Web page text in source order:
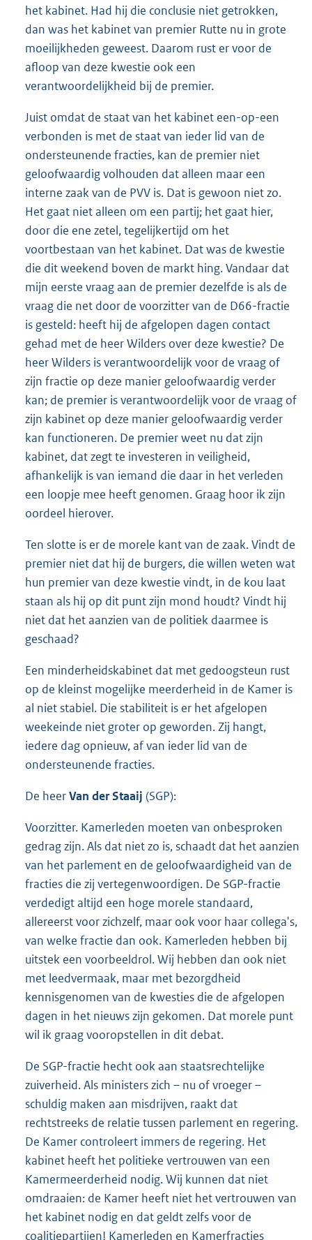
het kabinet. Had hij die conclusie niet getrokken,
dan was het kabinet van premier Rutte nu in grote
moeilijkheden geweest. Daarom rust er voor de
afloop van deze kwestie ook een
verantwoordelijkheid bij de premier.
Juist omdat de staat van het kabinet een-op-een
verbonden is met de staat van ieder lid van de
ondersteunende fracties, kan de premier niet
geloofwaardig volhouden dat alleen maar een
interne zaak van de PVV is. Dat is gewoon niet zo.
Het gaat niet alleen om een partij; het gaat hier,
door die ene zetel, tegelijkertijd om het
voortbestaan van het kabinet. Dat was de kwestie
die dit weekend boven de markt hing. Vandaar dat
mijn eerste vraag aan de premier dezelfde is als de
vraag die net door de voorzitter van de D66-fractie
is gesteld: heeft hij de afgelopen dagen contact
gehad met de heer Wilders over deze kwestie? De
heer Wilders is verantwoordelijk voor de vraag of
zijn fractie op deze manier geloofwaardig verder
kan; de premier is verantwoordelijk voor de vraag of
zijn kabinet op deze manier geloofwaardig verder
kan functioneren. De premier weet nu dat zijn
kabinet, dat zegt te investeren in veiligheid,
afhankelijk is van iemand die daar in het verleden
een loopje mee heeft genomen. Graag hoor ik zijn
oordeel hierover.
Ten slotte is er de morele kant van de zaak. Vindt de
premier niet dat hij de burgers, die willen weten wat
hun premier van deze kwestie vindt, in de kou laat
staan als hij op dit punt zijn mond houdt? Vindt hij
niet dat het aanzien van de politiek daarmee is
geschaad?
Een minderheidskabinet dat met gedoogsteun rust
op de kleinst mogelijke meerderheid in de Kamer is
al niet stabiel. Die stabiliteit is er het afgelopen
weekeinde niet groter op geworden. Zij hangt,
iedere dag opnieuw, af van ieder lid van de
ondersteunende fracties.
De heerVan der Staaij (SGP):
Voorzitter. Kamerleden moeten van onbesproken
gedrag zijn. Als dat niet zo is, schaadt dat het aanzien
van het parlement en de geloofwaardigheid van de
fracties die zij vertegenwoordigen. De SGP-fractie
verdedigt altijd een hoge morele standaard,
allereerst voor zichzelf, maar ook voor haar collega's,
van welke fractie dan ook. Kamerleden hebben bij
uitstek een voorbeeldrol. Wij hebben dan ook niet
met leedvermaak, maar met bezorgdheid
kennisgenomen van de kwesties die de afgelopen
dagen in het nieuws zijn gekomen. Dat morele punt
wil ik graag vooropstellen in dit debat.
De SGP-fractie hecht ook aan staatsrechtelijke
zuiverheid. Als ministers zich – nu of vroeger –
schuldig maken aan misdrijven, raakt dat
rechtstreeks de relatie tussen parlement en regering.
De Kamer controleert immers de regering. Het
kabinet heeft het politieke vertrouwen van een
Kamermeerderheid nodig. Wij kunnen dat niet
omdraaien: de Kamer heeft niet het vertrouwen van
het kabinet nodig en dat geldt zelfs voor de
coalitiepartijen! Kamerleden en Kamerfracties